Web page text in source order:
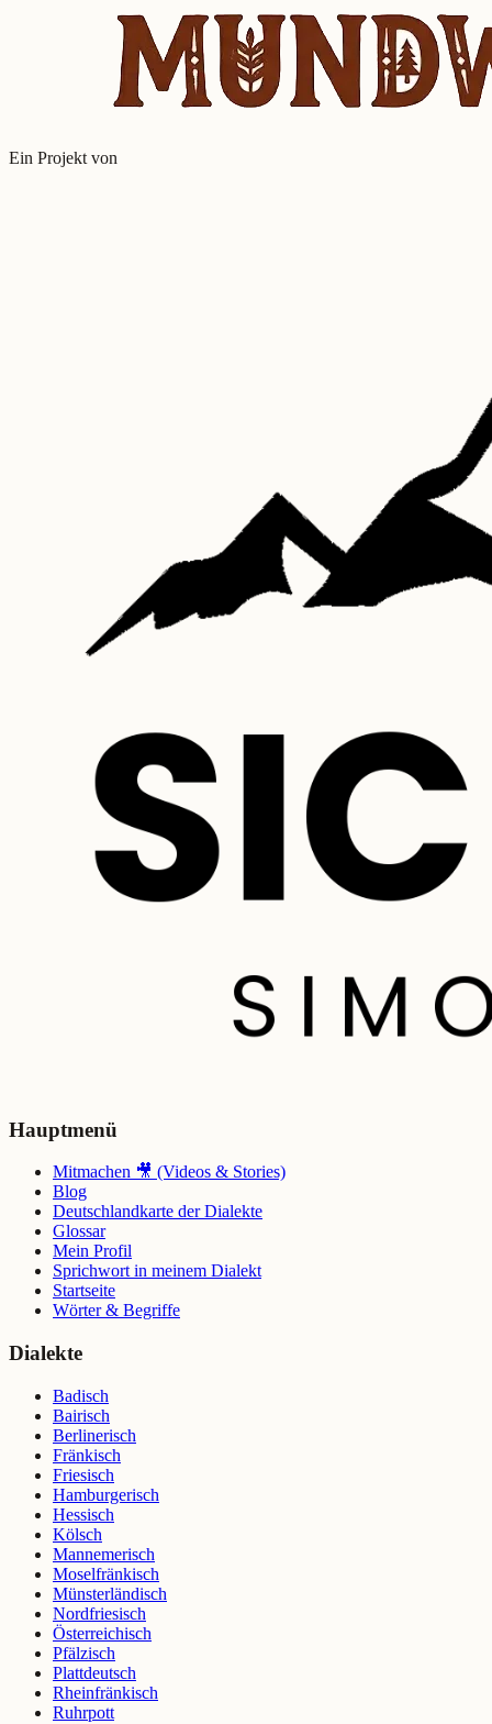
Ein Projekt von
Hauptmenü
Mitmachen 🎥 (Videos & Stories)
Blog
Deutschlandkarte der Dialekte
Glossar
Mein Profil
Sprichwort in meinem Dialekt
Startseite
Wörter & Begriffe
Dialekte
Badisch
Bairisch
Berlinerisch
Fränkisch
Friesisch
Hamburgerisch
Hessisch
Kölsch
Mannemerisch
Moselfränkisch
Münsterländisch
Nordfriesisch
Österreichisch
Pfälzisch
Plattdeutsch
Rheinfränkisch
Ruhrpott